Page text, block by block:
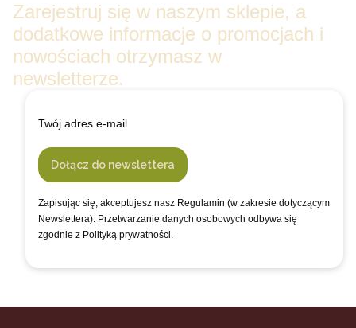
Zarejestruj się w naszym sklepie, a
dodatkowe informacje o promocjach i
nowościach otrzymasz w
newsletterze.
Twój adres e-mail
Dołącz do newslettera
Zapisując się, akceptujesz nasz Regulamin (w zakresie dotyczącym
Newslettera). Przetwarzanie danych osobowych odbywa się
zgodnie z Polityką prywatności.